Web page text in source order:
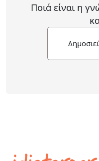
Ποιά είναι η